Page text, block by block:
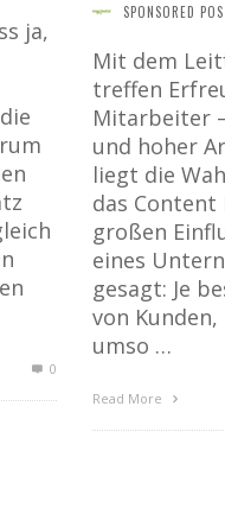
ja,
0
SPONSORED
Mit dem
treffen
Mitarbeiter
und hoher
liegt die
das Content
großen
eines
gesagt: Je
von
umso …
Read More